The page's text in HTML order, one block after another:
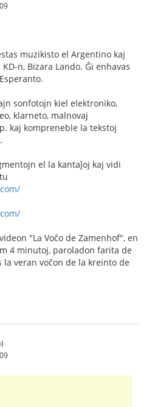
muzikisto el Argentino kaj
n, Bizara Lando. Ĝi enhavas
sonfotojn kiel elektroniko,
klarneto, malnovaj
kaj kompreneble la tekstoj
el la kantaĵoj kaj vidi
"La Voĉo de Zamenhof", en
4 minutoj, paroladon farita de
la veran voĉon de la kreinto de
)